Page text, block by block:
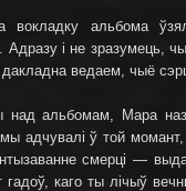
вокладку альбома
і не зразумець,
ведаем, чыё
над альбомам, Мара
адчувалі ў той
смерці —
каго ты лічыў